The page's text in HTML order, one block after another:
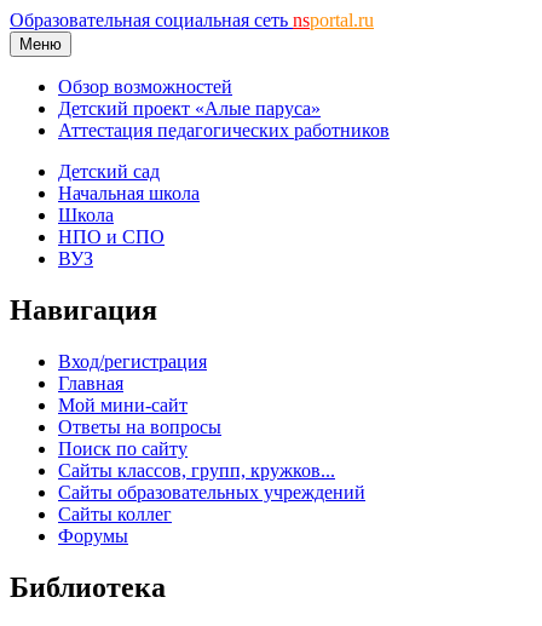
Образовательная социальная сеть nsportal.ru
Меню
Обзор возможностей
Детский проект «Алые паруса»
Аттестация педагогических работников
Детский сад
Начальная школа
Школа
НПО и СПО
ВУЗ
Навигация
Вход/регистрация
Главная
Мой мини-сайт
Ответы на вопросы
Поиск по сайту
Сайты классов, групп, кружков...
Сайты образовательных учреждений
Сайты коллег
Форумы
Библиотека